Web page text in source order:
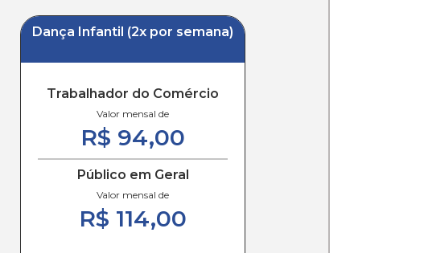
Dança Infantil (2x por semana)
Trabalhador do Comércio
Valor mensal de
R$ 94,00
Público em Geral
Valor mensal de
R$ 114,00